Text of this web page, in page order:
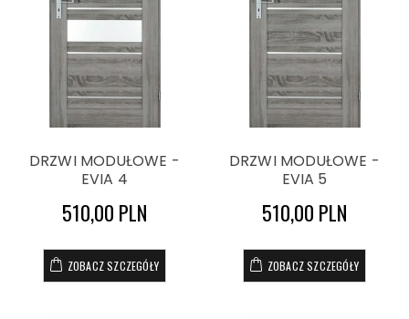
DRZWI MODUŁOWE -
EVIA 4
510,00 PLN
ZOBACZ SZCZEGÓŁY
DRZWI MODUŁOWE -
EVIA 5
510,00 PLN
ZOBACZ SZCZEGÓŁY